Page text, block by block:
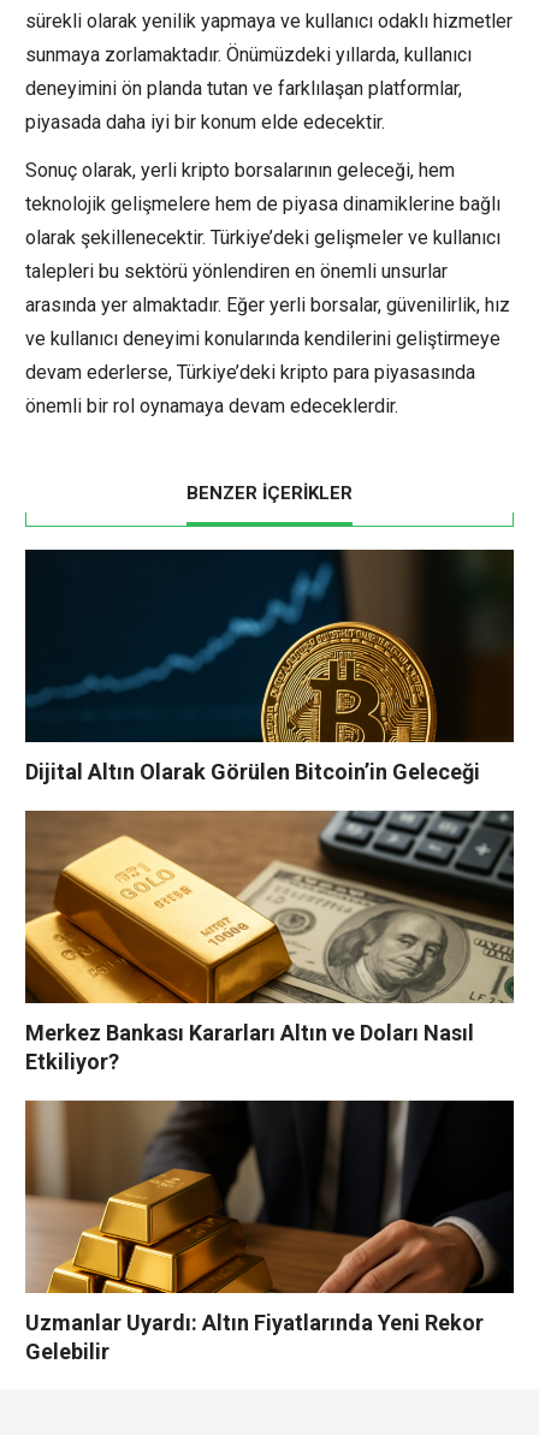
sürekli olarak yenilik yapmaya ve kullanıcı odaklı hizmetler
sunmaya zorlamaktadır. Önümüzdeki yıllarda, kullanıcı
deneyimini ön planda tutan ve farklılaşan platformlar,
piyasada daha iyi bir konum elde edecektir.
Sonuç olarak, yerli kripto borsalarının geleceği, hem
teknolojik gelişmelere hem de piyasa dinamiklerine bağlı
olarak şekillenecektir. Türkiye’deki gelişmeler ve kullanıcı
talepleri bu sektörü yönlendiren en önemli unsurlar
arasında yer almaktadır. Eğer yerli borsalar, güvenilirlik, hız
ve kullanıcı deneyimi konularında kendilerini geliştirmeye
devam ederlerse, Türkiye’deki kripto para piyasasında
önemli bir rol oynamaya devam edeceklerdir.
BENZER İÇERİKLER
Dijital Altın Olarak Görülen Bitcoin’in Geleceği
Merkez Bankası Kararları Altın ve Doları Nasıl
Etkiliyor?
Uzmanlar Uyardı: Altın Fiyatlarında Yeni Rekor
Gelebilir